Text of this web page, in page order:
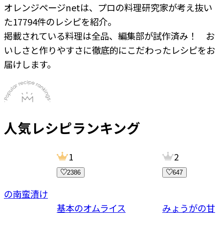
オレンジページnetは、プロの料理研究家が考え抜い
た17794件のレシピを紹介。
掲載されている料理は全品、編集部が試作済み！ お
いしさと作りやすさに徹底的にこだわったレシピをお
届けします。
人気レシピランキング
の南蛮漬け
1
2386
基本のオムライス
2
647
みょうがの甘